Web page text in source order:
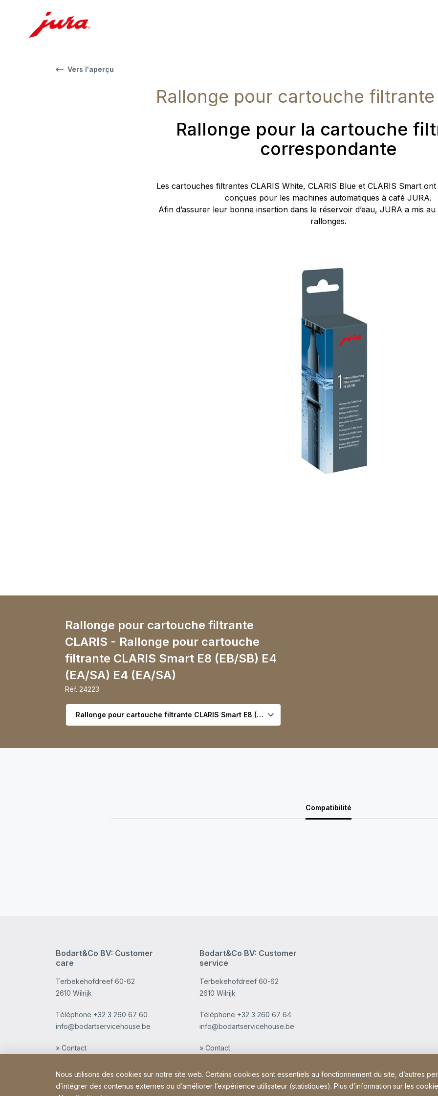
Vers l'aperçu
Rallonge pour cartouche filtrante
Rallonge pour la cartouche
correspondante
Les cartouches filtrantes CLARIS White, CLARIS Blue et CLARIS Smart
conçues pour les machines automatiques à café JURA.
Afin d’assurer leur bonne insertion dans le réservoir d’eau, JURA a mis
rallonges.
Choisir la variante
Rallonge pour cartouche filtrante
CLARIS - Rallonge pour cartouche
filtrante CLARIS Smart E8 (EB/SB) E4
(EA/SA) E4 (EA/SA)
Réf. 24223
Compatibilité
Bodart&Co BV: Customer
care
Terbekehofdreef 60-62
2610 Wilrijk
Téléphone +32 3 260 67 60
info@bodartservicehouse.be
» Contact
Bodart&Co BV: Customer
service
Terbekehofdreef 60-62
2610 Wilrijk
Téléphone +32 3 260 67 64
info@bodartservicehouse.be
» Contact
Nous utilisons des cookies sur notre site web. Certains cookies sont essentiels au fonctionnement du site, d’autres
d’intégrer des contenus externes ou d’améliorer l’expérience utilisateur (statistiques). Plus d’information sur les